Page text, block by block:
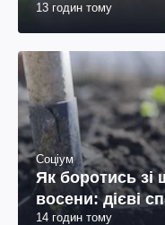
13 годин тому
Соціум
Як боротись зі
восени: дієві
14 годин тому